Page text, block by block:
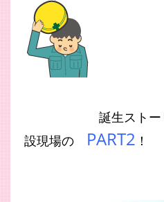
誕生スト
設現場の PART2 ！